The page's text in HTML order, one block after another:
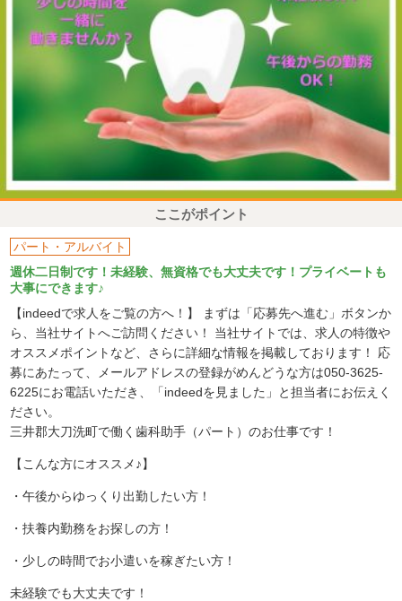
ここがポイント
パート・アルバイト
週休二日制です！未経験、無資格でも大丈夫です！プライベートも
大事にできます♪
【indeedで求人をご覧の方へ！】 まずは「応募先へ進む」ボタンか
ら、当社サイトへご訪問ください！ 当社サイトでは、求人の特徴や
オススメポイントなど、さらに詳細な情報を掲載しております！ 応
募にあたって、メールアドレスの登録がめんどうな方は050-3625-
6225にお電話いただき、「indeedを見ました」と担当者にお伝えく
ださい。
三井郡大刀洗町で働く歯科助手（パート）のお仕事です！
【こんな方にオススメ♪】
・午後からゆっくり出勤したい方！
・扶養内勤務をお探しの方！
・少しの時間でお小遣いを稼ぎたい方！
未経験でも大丈夫です！